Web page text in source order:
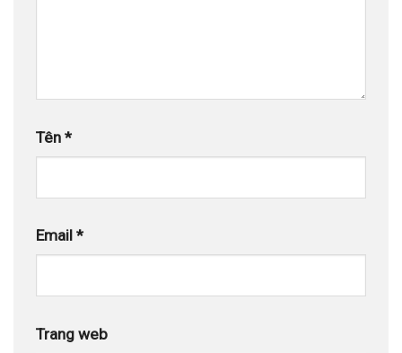
Tên *
Email *
Trang web